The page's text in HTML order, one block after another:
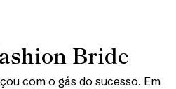
Bride
com o gás do sucesso. Em